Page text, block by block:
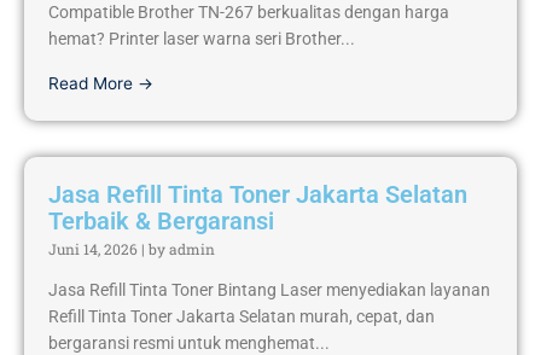
Compatible Brother TN-267 berkualitas dengan harga
hemat? Printer laser warna seri Brother...
Read More →
Jasa Refill Tinta Toner Jakarta Selatan
Terbaik & Bergaransi
Juni 14, 2026 | by admin
Jasa Refill Tinta Toner Bintang Laser menyediakan layanan
Refill Tinta Toner Jakarta Selatan murah, cepat, dan
bergaransi resmi untuk menghemat...